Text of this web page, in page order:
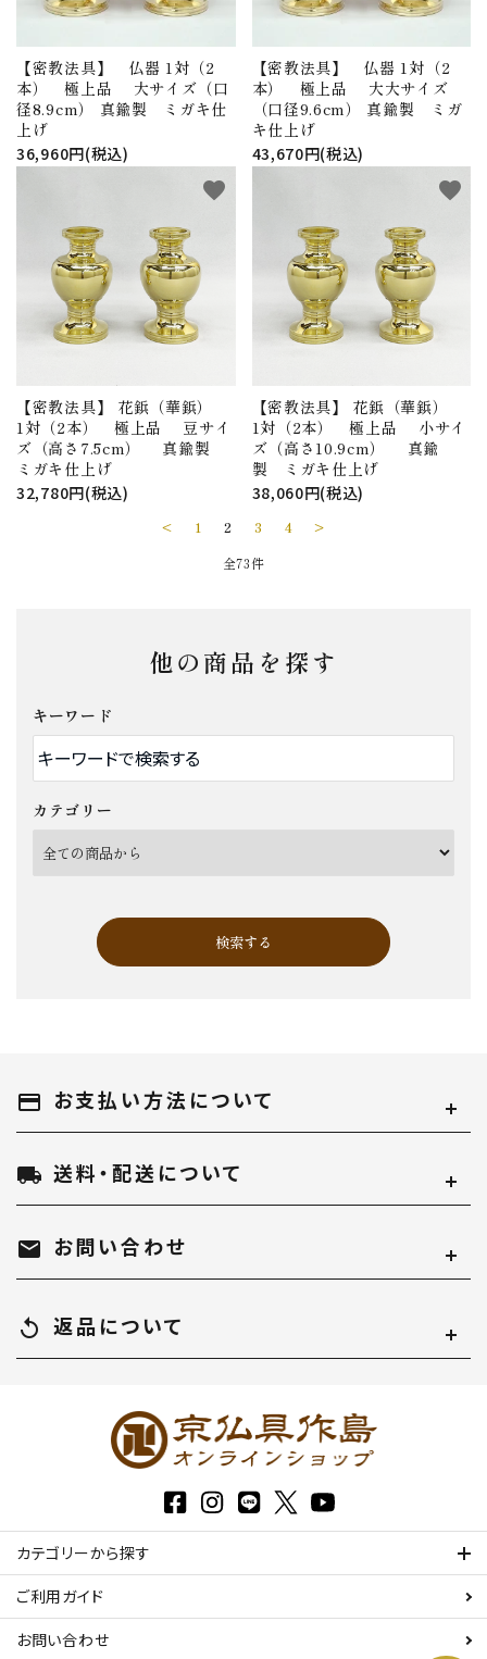
【密教法具】 仏器 1対（2
本） 極上品 大サイズ（口
径8.9cm） 真鍮製 ミガキ仕
上げ
36,960円(税込)
【密教法具】 仏器 1対（2
本） 極上品 大大サイズ
（口径9.6cm） 真鍮製 ミガ
キ仕上げ
43,670円(税込)
【密教法具】 花鋲（華鋲）
1対（2本） 極上品 豆サイ
ズ（高さ7.5cm） 真鍮製
ミガキ仕上げ
32,780円(税込)
favorite
【密教法具】 花鋲（華鋲）
1対（2本） 極上品 小サイ
ズ（高さ10.9cm） 真鍮
製 ミガキ仕上げ
38,060円(税込)
favorite
< 1 2 3 4
>
全73件
他の商品を探す
キーワード
カテゴリー
検索する
キーワード
カテゴリー
payment お支払い方法について
local_shipping 送料・配送について
mail お問い合わせ
replay 返品について
カテゴリーから探す
ご利用ガイド
お問い合わせ